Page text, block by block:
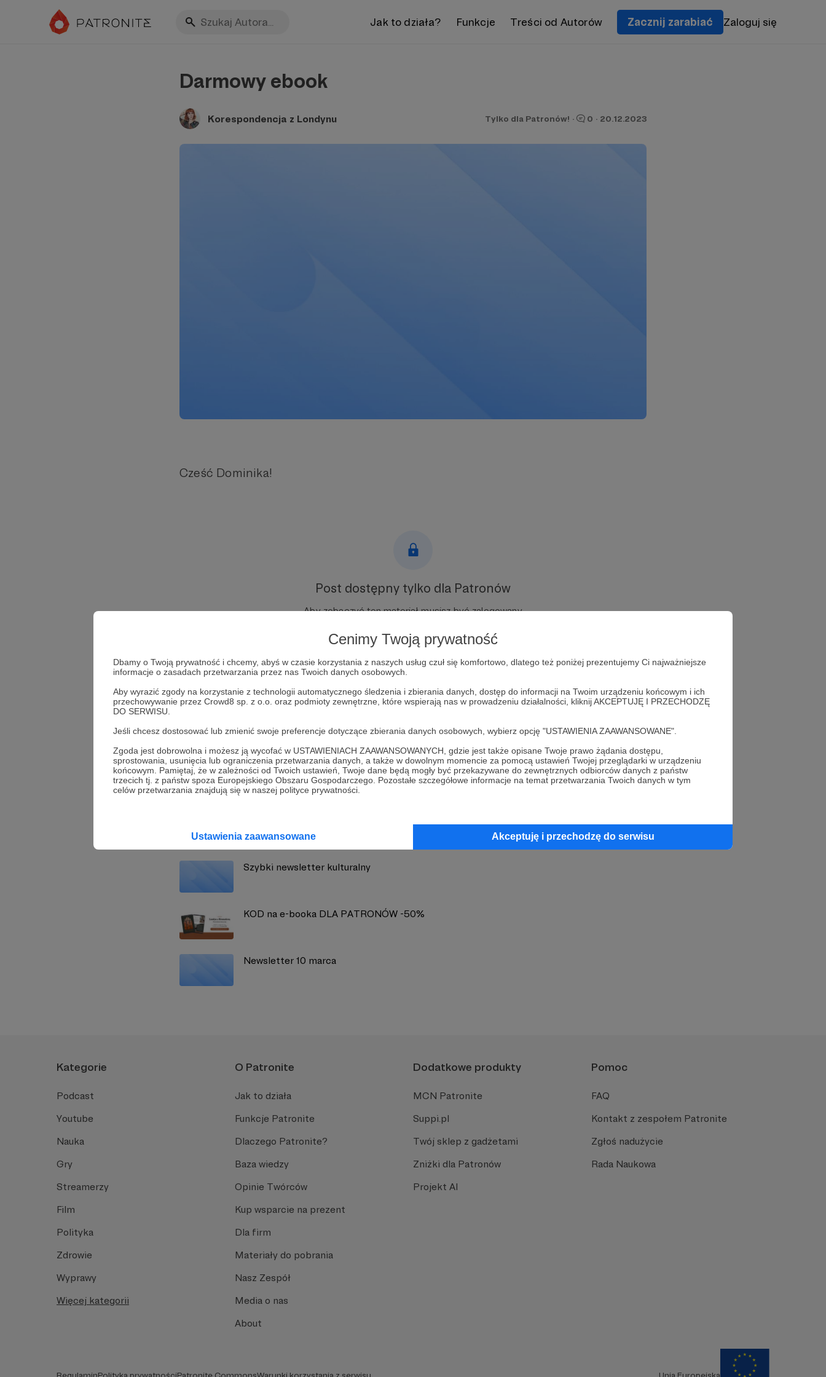
Cenimy Twoją prywatność
Dbamy o Twoją prywatność i chcemy, abyś w czasie korzystania z naszych usług czuł się komfortowo, dlatego też poniżej prezentujemy Ci najważniejsze
informacje o zasadach przetwarzania przez nas Twoich danych osobowych.
Aby wyrazić zgody na korzystanie z technologii automatycznego śledzenia i zbierania danych, dostęp do informacji na Twoim urządzeniu końcowym i ich
przechowywanie przez Crowd8 sp. z o.o. oraz podmioty zewnętrzne, które wspierają nas w prowadzeniu działalności, kliknij AKCEPTUJĘ I PRZECHODZĘ
DO SERWISU.
Jeśli chcesz dostosować lub zmienić swoje preferencje dotyczące zbierania danych osobowych, wybierz opcję "USTAWIENIA ZAAWANSOWANE".
Zgoda jest dobrowolna i możesz ją wycofać w USTAWIENIACH ZAAWANSOWANYCH, gdzie jest także opisane Twoje prawo żądania dostępu,
sprostowania, usunięcia lub ograniczenia przetwarzania danych, a także w dowolnym momencie za pomocą ustawień Twojej przeglądarki w urządzeniu
końcowym. Pamiętaj, że w zależności od Twoich ustawień, Twoje dane będą mogły być przekazywane do zewnętrznych odbiorców danych z państw
trzecich tj. z państw spoza Europejskiego Obszaru Gospodarczego. Pozostałe szczegółowe informacje na temat przetwarzania Twoich danych w tym
celów przetwarzania znajdują się w naszej polityce prywatności.
Ustawienia zaawansowane Akceptuję i przechodzę do serwisu
Jak to działa? Funkcje Treści od Autorów Zacznij zarabiać Zaloguj się
Darmowy ebook
Korespondencja z Londynu Tylko dla Patronów! · 0 · 20.12.2023
Cześć Dominika!
Post dostępny tylko dla Patronów
Aby zobaczyć ten materiał musisz być zalogowany
Zostań Patronem
Zaloguj się
Korespondencja z Londynu Zobacz profil autora
Zobacz również
Szybki newsletter kulturalny
KOD na e-booka DLA PATRONÓW -50%
Newsletter 10 marca
Kategorie
Podcast
Youtube
Nauka
Gry
Streamerzy
Film
Polityka
Zdrowie
Wyprawy
Więcej kategorii
O Patronite
Jak to działa
Funkcje Patronite
Dlaczego Patronite?
Baza wiedzy
Opinie Twórców
Kup wsparcie na prezent
Dla firm
Materiały do pobrania
Nasz Zespół
Media o nas
About
Dodatkowe produkty
MCN Patronite
Suppi.pl
Twój sklep z gadżetami
Zniżki dla Patronów
Projekt AI
Pomoc
FAQ
Kontakt z zespołem Patronite
Zgłoś nadużycie
Rada Naukowa
RegulaminPolityka prywatnościPatronite CommonsWarunki korzystania z serwisu Unia Europejska